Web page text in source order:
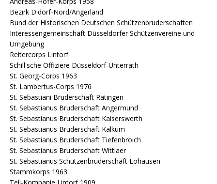
Bezirk D'dorf-Nord/Angerland
Bund der Historischen Deutschen Schützenbruderschaften
Interessengemeinschaft Düsseldorfer Schützenvereine und
Umgebung
Reitercorps Lintorf
Schill'sche Offiziere Düsseldorf-Unterrath
St. Georg-Corps 1963
St. Lambertus-Corps 1976
St. Sebastiani Bruderschaft Ratingen
St. Sebastianus Bruderschaft Angermund
St. Sebastianus Bruderschaft Kaiserswerth
St. Sebastianus Bruderschaft Kalkum
St. Sebastianus Bruderschaft Tiefenbroich
St. Sebastianus Bruderschaft Wittlaer
St. Sebastianus Schützenbruderschaft Lohausen
Stammkorps 1963